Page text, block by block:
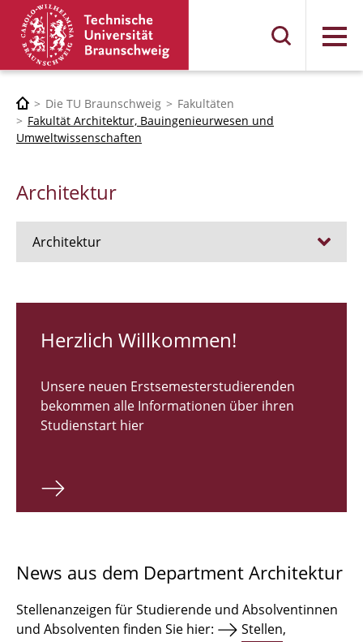
Menü
Die TU Braunschweig
Fakultäten
Fakultät Architektur, Bauingenieurwesen und
Umweltwissenschaften
Architektur
Architektur
RUNDGANG 26
Bachelor Architektur
Master Architektur
Qualifikationsprofil
Institute
Herzlich Willkommen!
Unsere neuen Erstsemesterstudierenden
bekommen alle Informationen über ihren
Studienstart hier
News aus dem Department Architektur
Stellenanzeigen für Studierende und Absolventinnen
und Absolventen finden Sie hier:
Stellen,